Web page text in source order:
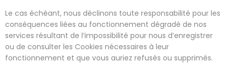
Le cas échéant, nous déclinons toute responsabilité pour les
conséquences liées au fonctionnement dégradé de nos
services résultant de l’impossibilité pour nous d’enregistrer
ou de consulter les Cookies nécessaires à leur
fonctionnement et que vous auriez refusés ou supprimés.